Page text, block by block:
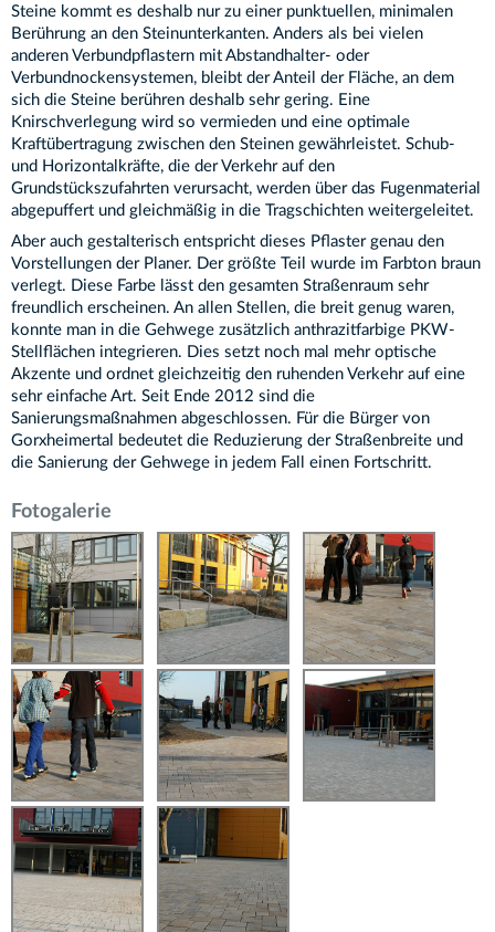
Steine kommt es deshalb nur zu einer punktuellen, minimalen
Berührung an den Steinunterkanten. Anders als bei vielen
anderen Verbundpflastern mit Abstandhalter- oder
Verbundnockensystemen, bleibt der Anteil der Fläche, an dem
sich die Steine berühren deshalb sehr gering. Eine
Knirschverlegung wird so vermieden und eine optimale
Kraftübertragung zwischen den Steinen gewährleistet. Schub-
und Horizontalkräfte, die der Verkehr auf den
Grundstückszufahrten verursacht, werden über das Fugenmaterial
abgepuffert und gleichmäßig in die Tragschichten weitergeleitet.
Aber auch gestalterisch entspricht dieses Pflaster genau den
Vorstellungen der Planer. Der größte Teil wurde im Farbton braun
verlegt. Diese Farbe lässt den gesamten Straßenraum sehr
freundlich erscheinen. An allen Stellen, die breit genug waren,
konnte man in die Gehwege zusätzlich anthrazitfarbige PKW-
Stellflächen integrieren. Dies setzt noch mal mehr optische
Akzente und ordnet gleichzeitig den ruhenden Verkehr auf eine
sehr einfache Art. Seit Ende 2012 sind die
Sanierungsmaßnahmen abgeschlossen. Für die Bürger von
Gorxheimertal bedeutet die Reduzierung der Straßenbreite und
die Sanierung der Gehwege in jedem Fall einen Fortschritt.
Fotogalerie